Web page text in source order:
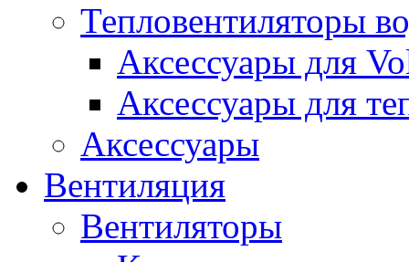
Тепловентиляторы
Аксессуары для
Аксессуары для
Аксессуары
Вентиляция
Вентиляторы